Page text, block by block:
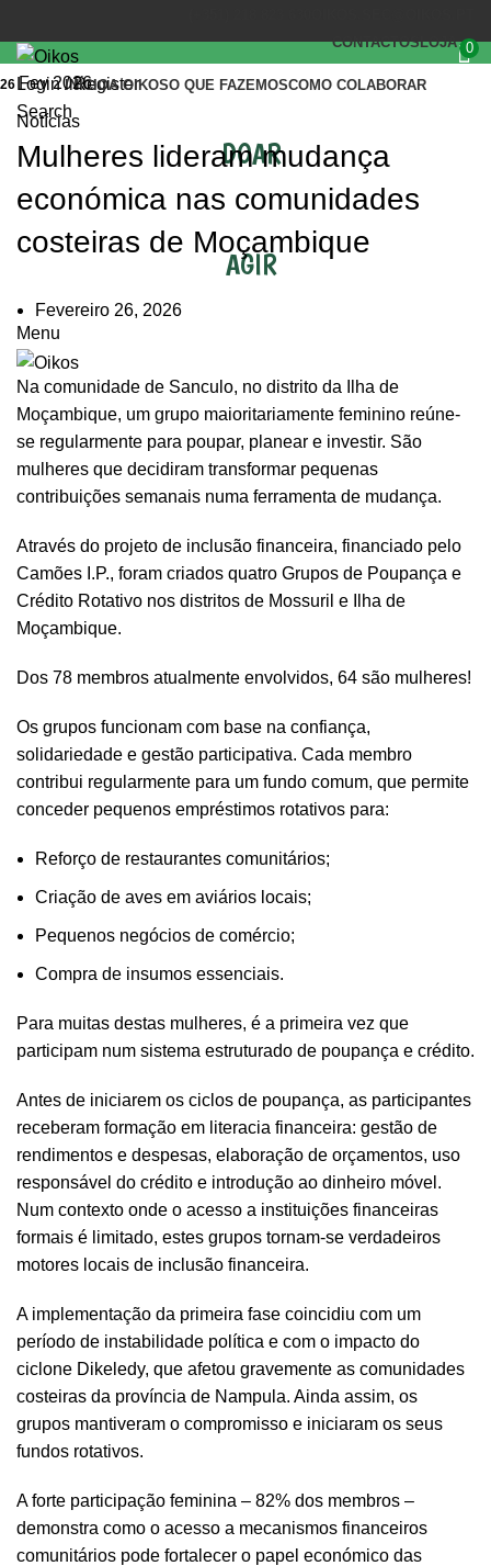
CONTACTOSLOJA 0
Login / Register
Search
INÍCIOA OIKOSO QUE FAZEMOSCOMO COLABORAR
DOAR
AGIR
Menu
Notícias
Mulheres lideram mudança
económica nas comunidades
costeiras de Moçambique
Fevereiro 26, 2026
26 Fev 2026
Na comunidade de Sanculo, no distrito da Ilha de
Moçambique, um grupo maioritariamente feminino reúne-
se regularmente para poupar, planear e investir. São
mulheres que decidiram transformar pequenas
contribuições semanais numa ferramenta de mudança.
Através do projeto de inclusão financeira, financiado pelo
Camões I.P., foram criados quatro Grupos de Poupança e
Crédito Rotativo nos distritos de Mossuril e Ilha de
Moçambique.
Dos 78 membros atualmente envolvidos, 64 são mulheres!
Os grupos funcionam com base na confiança,
solidariedade e gestão participativa. Cada membro
contribui regularmente para um fundo comum, que permite
conceder pequenos empréstimos rotativos para:
Reforço de restaurantes comunitários;
Criação de aves em aviários locais;
Pequenos negócios de comércio;
Compra de insumos essenciais.
Para muitas destas mulheres, é a primeira vez que
participam num sistema estruturado de poupança e crédito.
Antes de iniciarem os ciclos de poupança, as participantes
receberam formação em literacia financeira: gestão de
rendimentos e despesas, elaboração de orçamentos, uso
responsável do crédito e introdução ao dinheiro móvel.
Num contexto onde o acesso a instituições financeiras
formais é limitado, estes grupos tornam-se verdadeiros
motores locais de inclusão financeira.
A implementação da primeira fase coincidiu com um
período de instabilidade política e com o impacto do
ciclone Dikeledy, que afetou gravemente as comunidades
costeiras da província de Nampula. Ainda assim, os
grupos mantiveram o compromisso e iniciaram os seus
fundos rotativos.
A forte participação feminina – 82% dos membros –
demonstra como o acesso a mecanismos financeiros
comunitários pode fortalecer o papel económico das